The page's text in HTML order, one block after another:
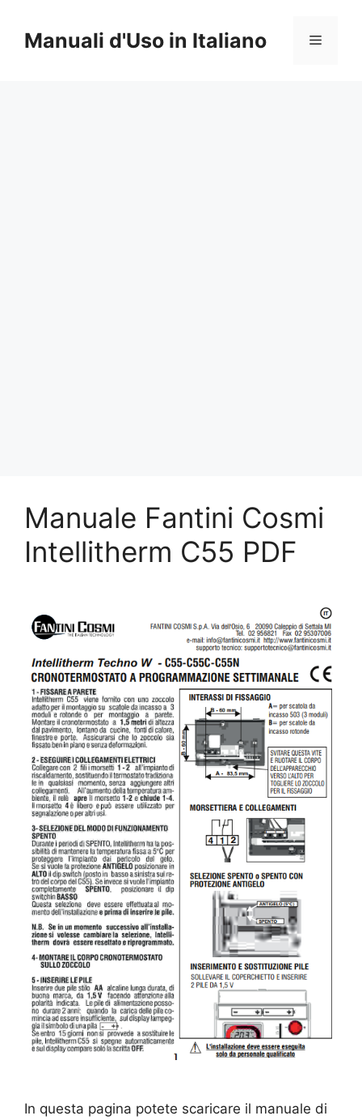
contenuto
Manuali d'Uso in Italiano Menu
Manuale Fantini Cosmi
Intellitherm C55 PDF
In questa pagina potete scaricare il manuale di